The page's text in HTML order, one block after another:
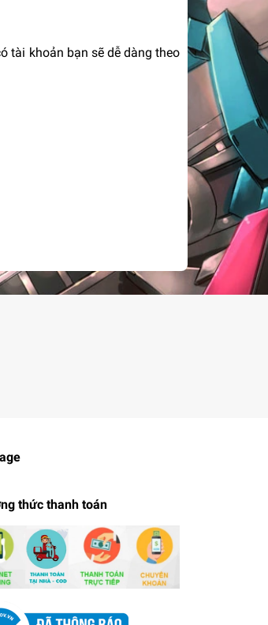
tài khoản bạn sẽ dễ dàng theo
thức thanh toán